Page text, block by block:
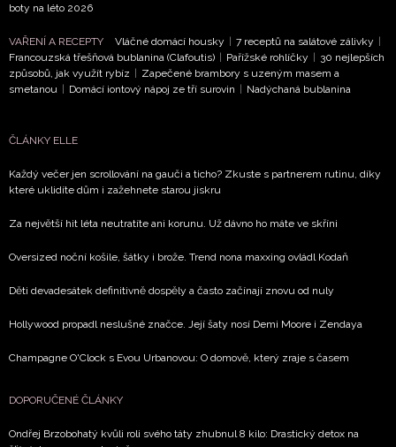
boty na léto 2026
VAŘENÍ A RECEPTY Vláčné domácí housky | 7 receptů na salátové zálivky |
Francouzská třešňová bublanina (Clafoutis) | Pařížské rohlíčky | 30 nejlepších
způsobů, jak využít rybíz | Zapečené brambory s uzeným masem a
smetanou | Domácí iontový nápoj ze tří surovin | Nadýchaná bublanina
ČLÁNKY ELLE
Každý večer jen scrollování na gauči a ticho? Zkuste s partnerem rutinu, díky
které uklidíte dům i zažehnete starou jiskru
Za největší hit léta neutratíte ani korunu. Už dávno ho máte ve skříni
Oversized noční košile, šátky i brože. Trend nona maxxing ovládl Kodaň
Děti devadesátek definitivně dospěly a často začínají znovu od nuly
Hollywood propadl neslušné značce. Její šaty nosí Demi Moore i Zendaya
Champagne O'Clock s Evou Urbanovou: O domově, který zraje s časem
DOPORUČENÉ ČLÁNKY
Ondřej Brzobohatý kvůli roli svého táty zhubnul 8 kilo: Drastický detox na